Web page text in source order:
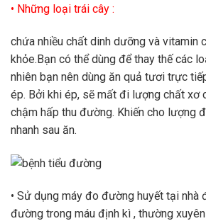
• Những loại trái cây :
chứa nhiều chất dinh dưỡng và vitamin
khỏe.Bạn có thể dùng để thay thế các
nhiên bạn nên dùng ăn quả tươi trực
ép. Bởi khi ép, sẽ mất đi lượng chất xơ
chậm hấp thu đường. Khiến cho lượng
nhanh sau ăn.
• Sử dụng máy đo đường huyết tại nhà
đường trong máu định kì , thường